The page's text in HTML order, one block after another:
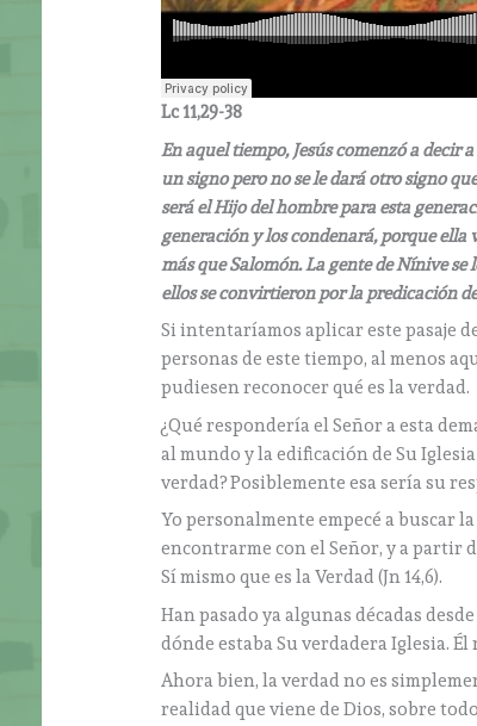
Lc 11,29-38
En aquel tiempo, Jesús comenzó a decir
un signo pero no se le dará otro signo
será el Hijo del hombre para esta
generación y los condenará, porque
más que Salomón. La gente de Nínive
ellos se convirtieron por la predicación
Si intentaríamos aplicar este pasaje
personas de este tiempo, al menos
pudiesen reconocer qué es la verdad.
¿Qué respondería el Señor a esta
al mundo y la edificación de Su
verdad? Posiblemente esa sería su
Yo personalmente empecé a buscar
encontrarme con el Señor, y a partir
Sí mismo que es la Verdad (Jn 14,6).
Han pasado ya algunas décadas
dónde estaba Su verdadera Iglesia.
Ahora bien, la verdad no es
realidad que viene de Dios, sobre